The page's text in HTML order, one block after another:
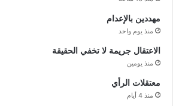
مهددين بالإعدام
منذ يوم واحد
الاعتقال جريمة لا تخفي الحقيقة
منذ يومين
معتقلات الرأي
منذ 4 أيام